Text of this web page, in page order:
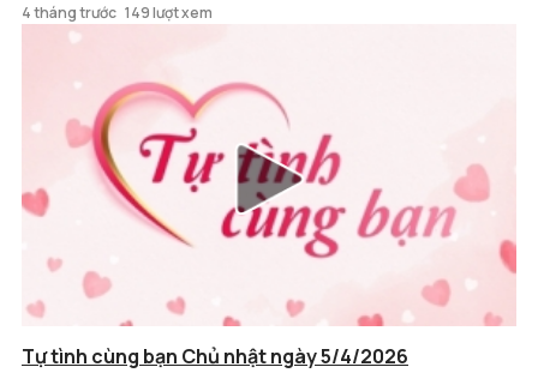
4 tháng trước 149 lượt xem
Tự tình cùng bạn Chủ nhật ngày 5/4/2026